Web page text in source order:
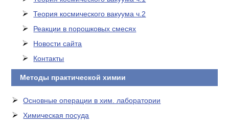
Теория космического вакуума ч.2
Реакции в порошковых смесях
Новости сайта
Контакты
Методы практической химии
Основные операции в хим. лаборатории
Химическая посуда